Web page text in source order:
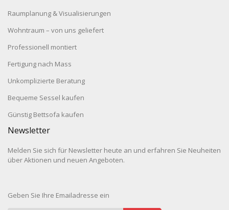
Raumplanung & Visualisierungen
Wohntraum – von uns geliefert
Professionell montiert
Fertigung nach Mass
Unkomplizierte Beratung
Bequeme Sessel kaufen
Günstig Bettsofa kaufen
Newsletter
Melden Sie sich für Newsletter heute an und erfahren Sie Neuheiten
über Aktionen und neuen Angeboten.
Geben Sie Ihre Emailadresse ein